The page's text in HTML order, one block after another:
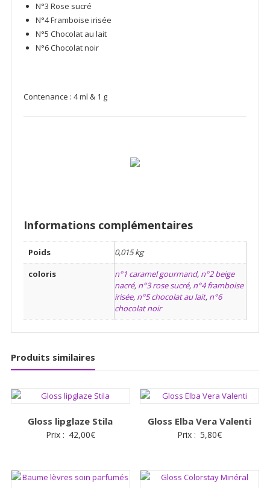
N°3 Rose sucré
N°4 Framboise irisée
N°5 Chocolat au lait
N°6 Chocolat noir
Contenance : 4 ml & 1 g
Informations complémentaires
Poids
0,015 kg
coloris
n°1 caramel gourmand, n°2 beige
nacré, n°3 rose sucré, n°4 framboise
irisée, n°5 chocolat au lait, n°6
chocolat noir
Produits similaires
Gloss lipglaze Stila
Prix : 42,00€
Gloss Elba Vera Valenti
Prix : 5,80€